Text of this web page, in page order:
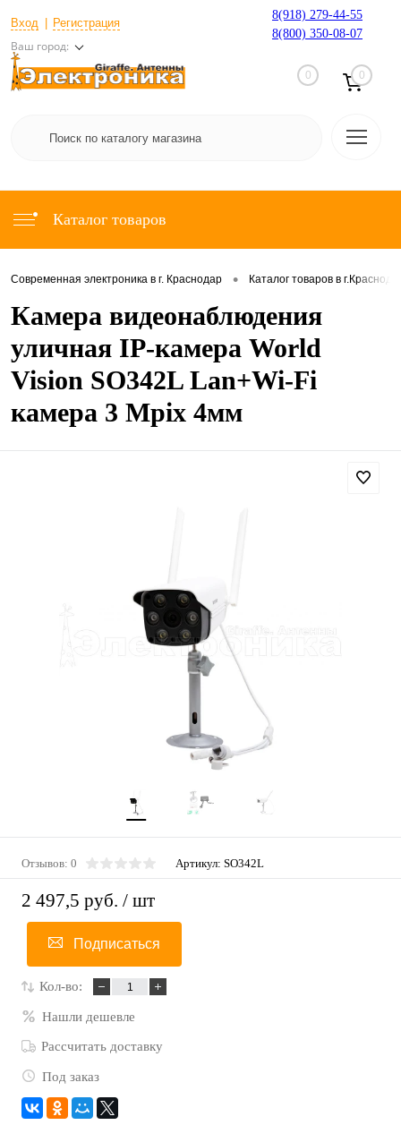
Вход Регистрация
Ваш город:
8(918) 279-44-55
8(800) 350-08-07
0 0
Каталог товаров
Современная электроника в г. Краснодар • Каталог товаров в
Камера видеонаблюдения
уличная IP-камера World
Vision SO342L Lan+Wi-Fi
камера 3 Mpix 4мм
Отзывов: 0 Артикул: SO342L
2 497,5 руб. / шт
Подписаться
Кол-во:
Нашли дешевле
Рассчитать доставку
Под заказ